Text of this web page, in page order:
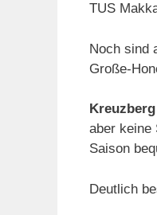
TUS
Noch sind
Große-
aber keine
Saison
Deutlich